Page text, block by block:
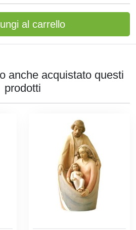
al carrello
anche acquistato questi
prodotti